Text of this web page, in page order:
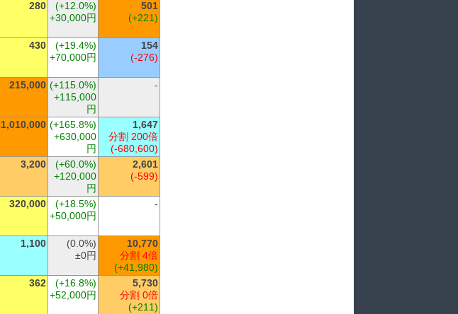
280
(+12.0%)
+30,000円
501
(+221)
430
(+19.4%)
+70,000円
154
(-276)
215,000 (+115.0%)
+115,000
円
-
1,010,000 (+165.8%)
+630,000
円
1,647
分割 200倍
(-680,600)
3,200
(+60.0%)
+120,000
円
2,601
(-599)
320,000
(+18.5%)
+50,000円
-
1,100
(0.0%)
±0円
10,770
分割 4倍
(+41,980)
362
(+16.8%)
+52,000円
5,730
分割 0倍
(+211)